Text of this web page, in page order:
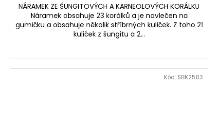
NÁRAMEK ZE ŠUNGITOVÝCH A KARNEOLOVÝCH KORÁLKU
Náramek obsahuje 23 korálků a je navlečen na
gumičku a obsahuje několik stříbrných kuliček. Z toho 21
kuliček z šungitu a 2...
Kód: SBK2503